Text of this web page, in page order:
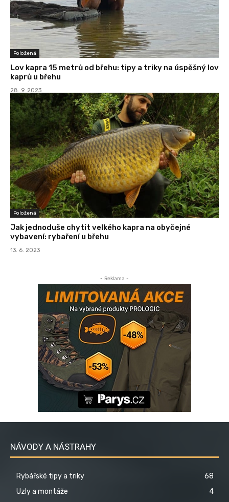
Položená
Lov kapra 15 metrů od břehu: tipy a triky na úspěšný lov
kaprů u břehu
28. 9. 2023
Položená
Jak jednoduše chytit velkého kapra na obyčejné
vybavení: rybaření u břehu
13. 6. 2023
- Reklama -
NÁVODY A NÁSTRAHY
Rybářské tipy a triky
68
Uzly a montáže
4